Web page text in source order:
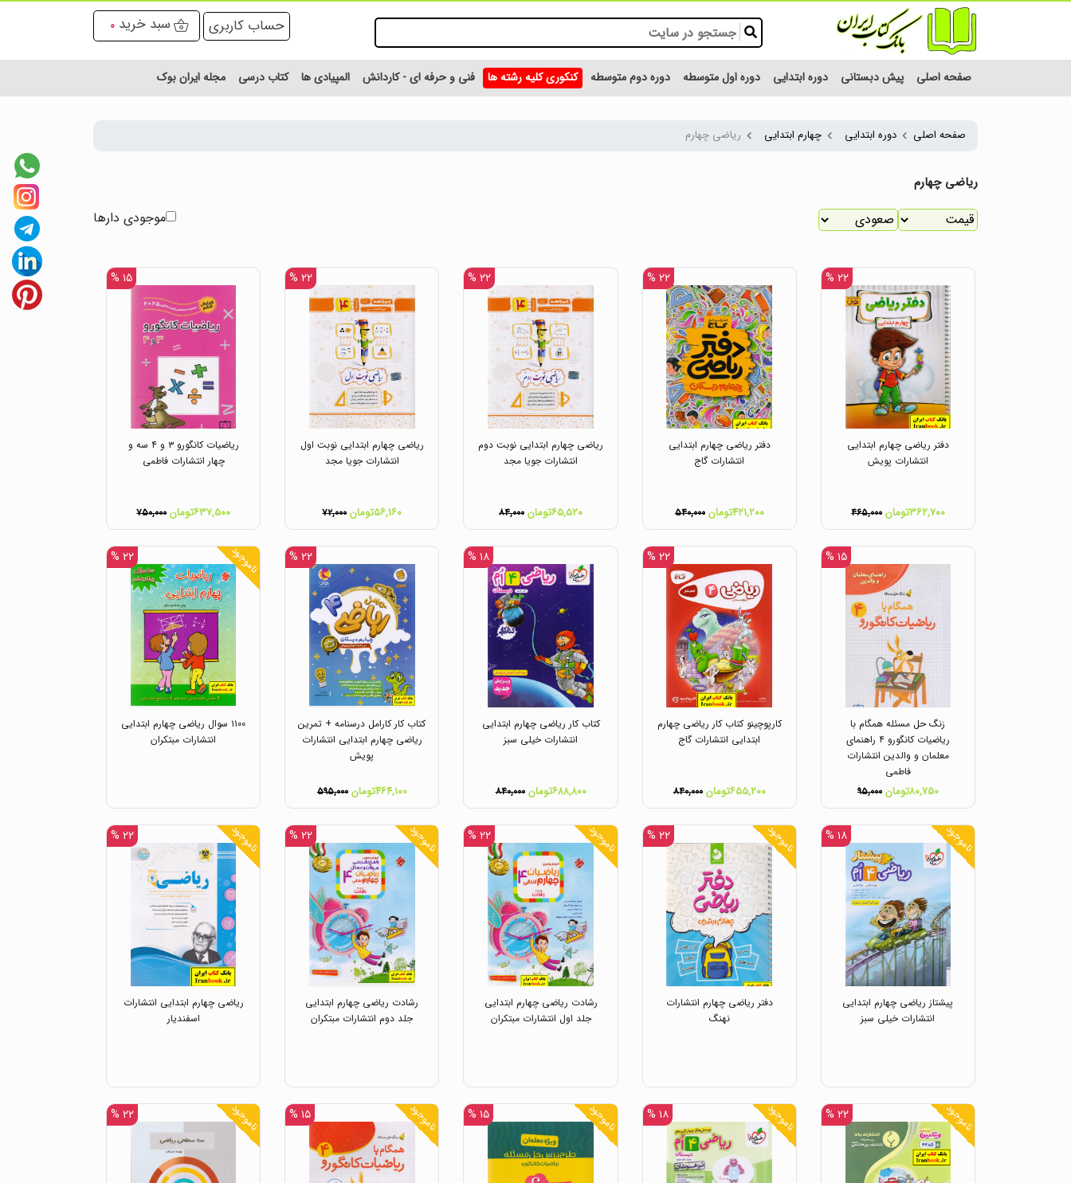
حساب کاربری سبد خرید 0
صفحه اصلی پیش دبستانی دوره ابتدایی دوره اول متوسطه دوره دوم متوسطه کنکوری کلیه رشته ها فنی و حرفه ای - کاردانش المپیادی ها کتاب درسی مجله ایران بوک
صفحه اصلی دوره ابتدایی چهارم ابتدایی ریاضی چهارم
ریاضی چهارم
موجودی دارها
۲۲ %
دفتر ریاضی چهارم ابتدایی
انتشارات پویش
۳۶۲,۷۰۰تومان ۴۶۵,۰۰۰
۲۲ %
دفتر ریاضی چهارم ابتدایی
انتشارات گاج
۴۲۱,۲۰۰تومان ۵۴۰,۰۰۰
۲۲ %
ریاضی چهارم ابتدایی نوبت دوم
انتشارات جویا مجد
۶۵,۵۲۰تومان ۸۴,۰۰۰
۲۲ %
ریاضی چهارم ابتدایی نوبت اول
انتشارات جویا مجد
۵۶,۱۶۰تومان ۷۲,۰۰۰
۱۵ %
ریاضیات کانگورو ۳ و ۴ سه و
چهار انتشارات فاطمی
۶۳۷,۵۰۰تومان ۷۵۰,۰۰۰
۱۵ %
زنگ حل مسئله همگام با
ریاضیات کانگورو ۴ راهنمای
معلمان و والدین انتشارات
فاطمی
۸۰,۷۵۰تومان ۹۵,۰۰۰
۲۲ %
کارپوچینو کتاب کار ریاضی چهارم
ابتدایی انتشارات گاج
۶۵۵,۲۰۰تومان ۸۴۰,۰۰۰
۱۸ %
کتاب کار ریاضی چهارم ابتدایی
انتشارات خیلی سبز
۶۸۸,۸۰۰تومان ۸۴۰,۰۰۰
۲۲ %
کتاب کار کارامل درسنامه + تمرین
ریاضی چهارم ابتدایی انتشارات
پویش
۴۶۴,۱۰۰تومان ۵۹۵,۰۰۰
ناموجود ۲۲ %
۱۱۰۰ سوال ریاضی چهارم ابتدایی
انتشارات مبتکران
ناموجود ۱۸ %
پیشتاز ریاضی چهارم ابتدایی
انتشارات خیلی سبز
ناموجود ۲۲ %
دفتر ریاضی چهارم انتشارات
نهنگ
ناموجود ۲۲ %
رشادت ریاضی چهارم ابتدایی
جلد اول انتشارات مبتکران
ناموجود ۲۲ %
رشادت ریاضی چهارم ابتدایی
جلد دوم انتشارات مبتکران
ناموجود ۲۲ %
ریاضی چهارم ابتدایی انتشارات
اسفندیار
ناموجود ۲۲ % ناموجود ۱۸ % ناموجود ۱۵ % ناموجود ۱۵ % ناموجود ۲۲ %